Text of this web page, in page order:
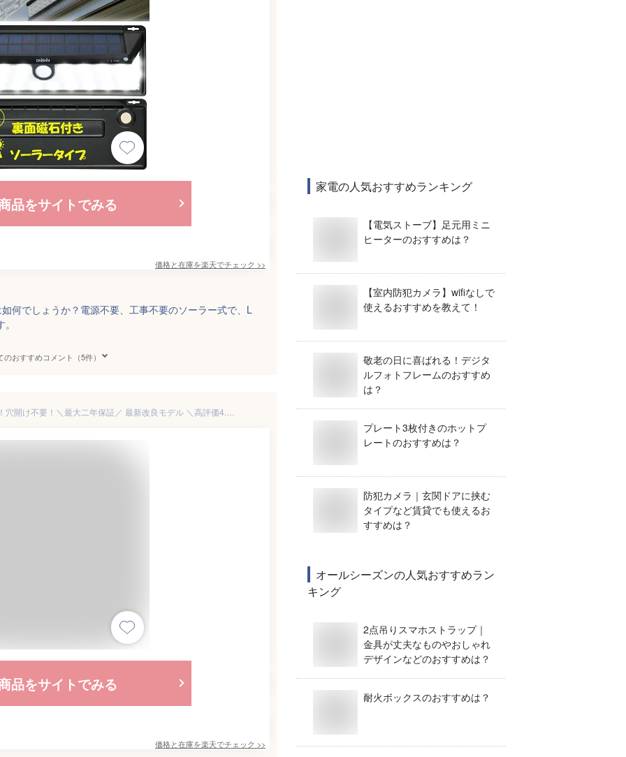
品をサイトでみる
価格と在庫を楽天でチェック >>
何でしょうか？電源不要、工事不要のソーラー式で、L
のおすすめコメント（5件）
品をサイトでみる
価格と在庫を楽天でチェック >>
家電の人気おすすめランキング
【電気ストーブ】足元用ミニ
ヒーターのおすすめは？
【室内防犯カメラ】wifiなしで
使えるおすすめを教えて！
敬老の日に喜ばれる！デジタ
ルフォトフレームのおすすめ
は？
プレート3枚付きのホットプ
レートのおすすめは？
防犯カメラ｜玄関ドアに挟む
タイプなど賃貸でも使えるお
すすめは？
オールシーズンの人気おすすめラン
キング
2点吊りスマホストラップ｜
金具が丈夫なものやおしゃれ
デザインなどのおすすめは？
耐火ボックスのおすすめは？